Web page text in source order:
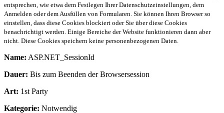
entsprechen, wie etwa dem Festlegen Ihrer Datenschutzeinstellungen, dem
Anmelden oder dem Ausfüllen von Formularen. Sie können Ihren Browser so
einstellen, dass diese Cookies blockiert oder Sie über diese Cookies
benachrichtigt werden. Einige Bereiche der Website funktionieren dann aber
nicht. Diese Cookies speichern keine personenbezogenen Daten.
Name: ASP.NET_SessionId
Dauer: Bis zum Beenden der Browsersession
Art: 1st Party
Kategorie: Notwendig